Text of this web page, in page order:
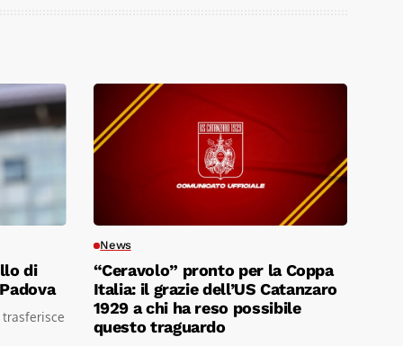
di
News
“Ceravolo” pronto per la Coppa
Italia: il grazie dell’US Catanzaro
1929 a chi ha reso possibile
questo traguardo